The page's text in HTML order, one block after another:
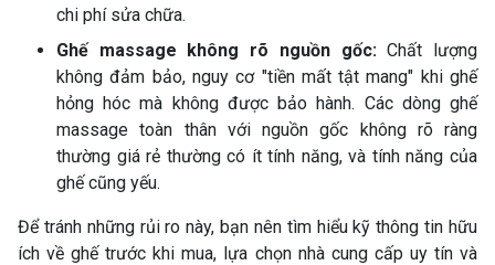
chi phí sửa chữa.
Ghế massage không rõ nguồn gốc:Chất lượng
không đảm bảo, nguy cơ "tiền mất tật mang" khi ghế
hỏng hóc mà không được bảo hành. Các dòng ghế
massage toàn thân với nguồn gốc không rõ ràng
thường giá rẻ thường có ít tính năng, và tính năng của
ghế cũng yếu.
Để tránh những rủi ro này, bạn nên tìm hiểu kỹ thông tin hữu
ích về ghế trước khi mua, lựa chọn nhà cung cấp uy tín và